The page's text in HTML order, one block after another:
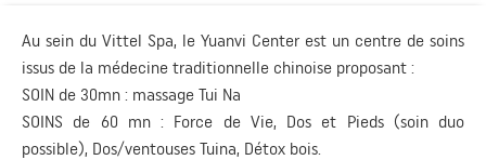
Au sein du Vittel Spa, le Yuanvi Center est un centre de soins
issus de la médecine traditionnelle chinoise proposant :
SOIN de 30mn : massage Tui Na
SOINS de 60 mn : Force de Vie, Dos et Pieds (soin duo
possible), Dos/ventouses Tuina, Détox bois.